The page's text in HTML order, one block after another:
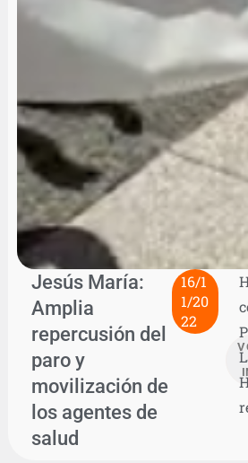
Jesús María:
Amplia
repercusión del
paro y
movilización de
los agentes de
salud
16/1
1/20
22